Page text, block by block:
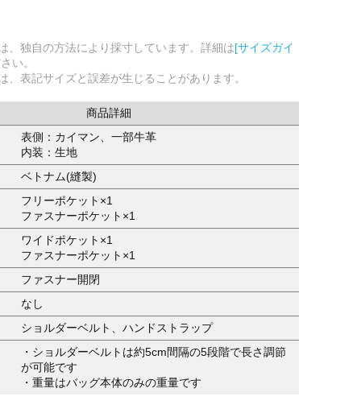
、独自の方法により採寸しています。詳細は[サイズガイ
い。
、表記サイズと誤差が生じることがあります。
商品詳細
表側：カイマン、一部牛革
内装：生地
ベトナム(縫製)
フリーポケット×1
ファスナーポケット×1
ワイドポケット×1
ファスナーポケット×1
ファスナー開閉
なし
ショルダーベルト、ハンドストラップ
・ショルダーベルトは約5cm間隔の5段階で長さ調節
が可能です
・重量はバッグ本体のみの重量です